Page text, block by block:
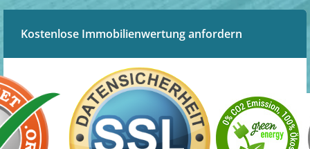
Kostenlose Immobilienwertung anfordern